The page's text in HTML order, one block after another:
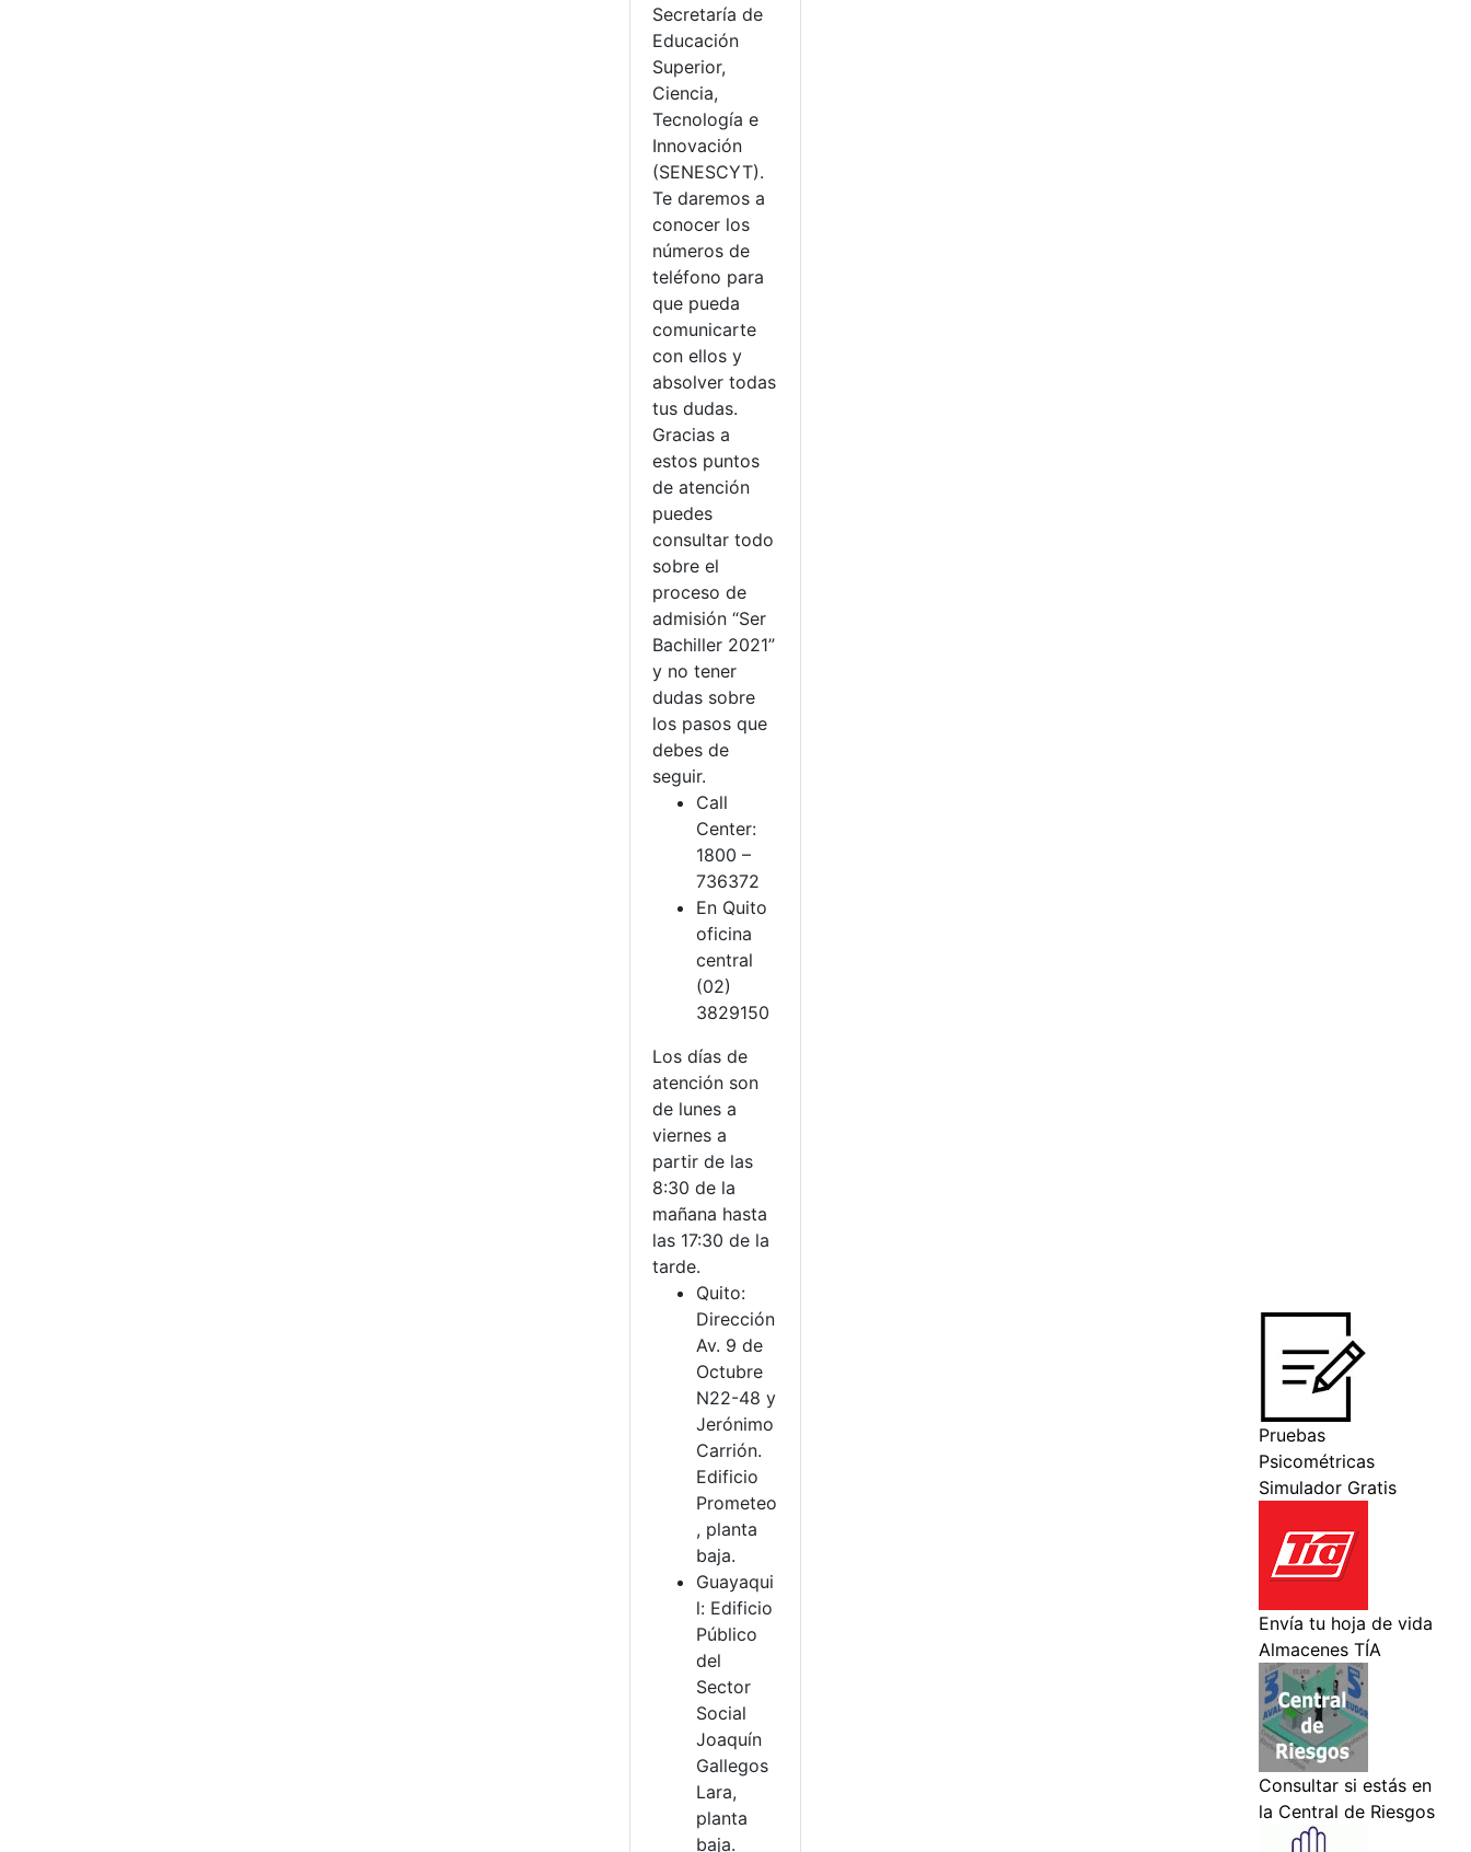
Secretaría de
Educación
Superior,
Ciencia,
Tecnología e
Innovación
(SENESCYT).
Te daremos a
conocer los
números de
teléfono para
que pueda
comunicarte
con ellos y
absolver todas
tus dudas.
Gracias a
estos puntos
de atención
puedes
consultar todo
sobre el
proceso de
admisión “Ser
Bachiller 2021”
y no tener
dudas sobre
los pasos que
debes de
seguir.
Call
Center:
1800 –
736372
En Quito
oficina
central
(02)
3829150
Los días de
atención son
de lunes a
viernes a
partir de las
8:30 de la
mañana hasta
las 17:30 de la
tarde.
Quito:
Dirección
Av. 9 de
Octubre
N22-48 y
Jerónimo
Carrión.
Edificio
Prometeo
, planta
baja.
Guayaqui
l: Edificio
Público
del
Sector
Social
Joaquín
Gallegos
Lara,
planta
baja.